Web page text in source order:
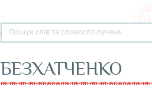
БЕЗХАТЧЕНКО